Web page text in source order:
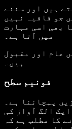
ہیں اور سننے
جو قافیہ نہیں
بھی اسی مہارت
عام اور مقبول
فونیم سطح
پہچاننا ہے۔
ہر ایک الگ آواز کی
کا مطلب ہے کہ